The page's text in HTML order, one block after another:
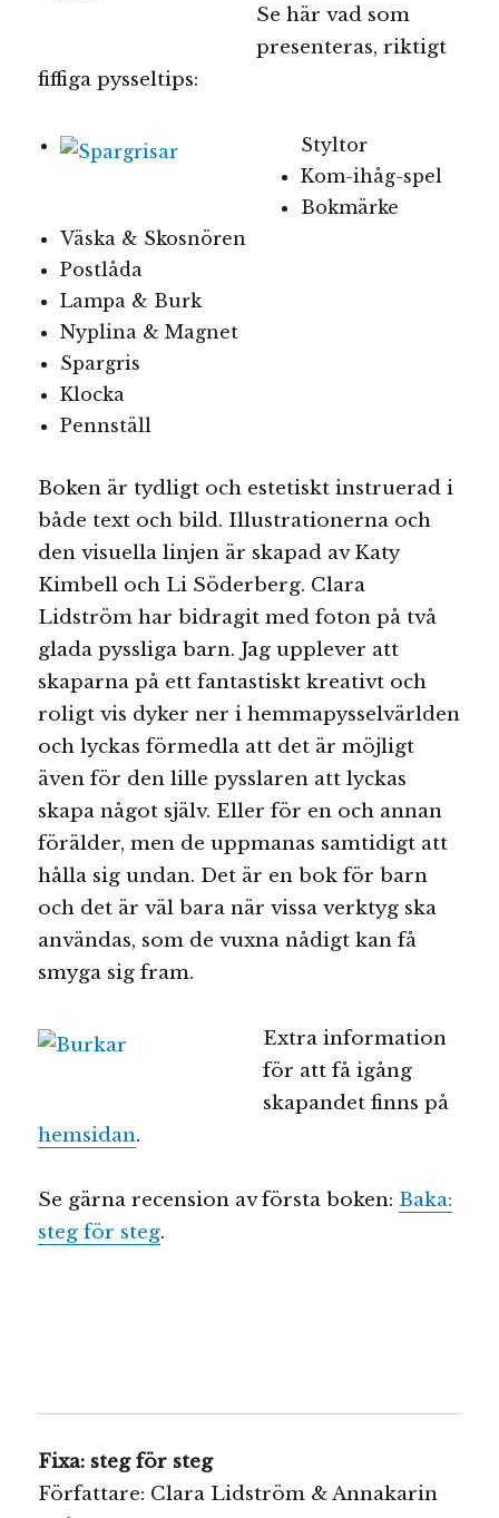
Se här vad som
presenteras, riktigt
fiffiga pysseltips:
Styltor
Kom-ihåg-spel
Bokmärke
Väska & Skosnören
Postlåda
Lampa & Burk
Nyplina & Magnet
Spargris
Klocka
Pennställ
Boken är tydligt och estetiskt instruerad i
både text och bild. Illustrationerna och
den visuella linjen är skapad av Katy
Kimbell och Li Söderberg. Clara
Lidström har bidragit med foton på två
glada pyssliga barn. Jag upplever att
skaparna på ett fantastiskt kreativt och
roligt vis dyker ner i hemmapysselvärlden
och lyckas förmedla att det är möjligt
även för den lille pysslaren att lyckas
skapa något själv. Eller för en och annan
förälder, men de uppmanas samtidigt att
hålla sig undan. Det är en bok för barn
och det är väl bara när vissa verktyg ska
användas, som de vuxna nådigt kan få
smyga sig fram.
Extra information
för att få igång
skapandet finns på
hemsidan.
Se gärna recension av första boken: Baka:
steg för steg.
Fixa: steg för steg
Författare: Clara Lidström & Annakarin